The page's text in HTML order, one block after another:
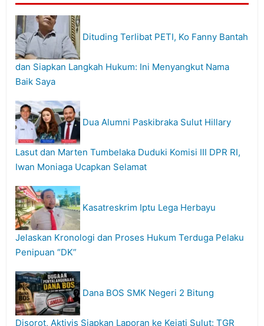
Dituding Terlibat PETI, Ko Fanny Bantah
dan Siapkan Langkah Hukum: Ini Menyangkut Nama
Baik Saya
Dua Alumni Paskibraka Sulut Hillary
Lasut dan Marten Tumbelaka Duduki Komisi III DPR RI,
Iwan Moniaga Ucapkan Selamat
Kasatreskrim Iptu Lega Herbayu
Jelaskan Kronologi dan Proses Hukum Terduga Pelaku
Penipuan “DK”
Dana BOS SMK Negeri 2 Bitung
Disorot, Aktivis Siapkan Laporan ke Kejati Sulut: TGR